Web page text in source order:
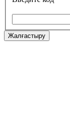
Жалғастыру